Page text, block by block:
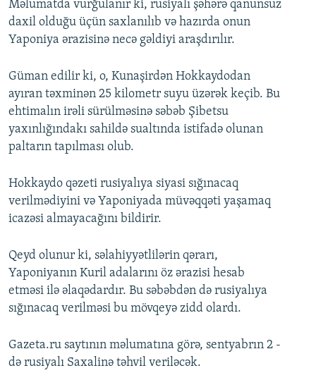
Məlumatda vurğulanır ki, rusiyalı şəhərə qanunsuz
daxil olduğu üçün saxlanılıb və hazırda onun
Yaponiya ərazisinə necə gəldiyi araşdırılır.
Güman edilir ki, o, Kunaşirdən Hokkaydodan
ayıran təxminən 25 kilometr suyu üzərək keçib. Bu
ehtimalın irəli sürülməsinə səbəb Şibetsu
yaxınlığındakı sahildə sualtında istifadə olunan
paltarın tapılması olub.
Hokkaydo qəzeti rusiyalıya siyasi sığınacaq
verilmədiyini və Yaponiyada müvəqqəti yaşamaq
icazəsi almayacağını bildirir.
Qeyd olunur ki, səlahiyyətlilərin qərarı,
Yaponiyanın Kuril adalarını öz ərazisi hesab
etməsi ilə əlaqədardır. Bu səbəbdən də rusiyalıya
sığınacaq verilməsi bu mövqeyə zidd olardı.
Gazeta.ru saytının məlumatına görə, sentyabrın 2 -
də rusiyalı Saxalinə təhvil veriləcək.